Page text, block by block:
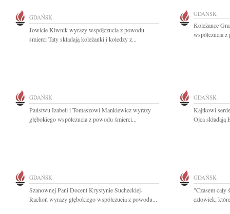
GDAŃSK
Jowicie Kiwnik wyrazy współczucia z powodu
śmierci Taty składają koleżanki i koledzy z...
GDAŃSK
Koleżance
współczucia
GDAŃSK
Państwu Izabeli i Tomaszowi Mankiewicz wyrazy
głębokiego współczucia z powodu śmierci...
GDAŃSK
Kajtkowi
Ojca składają
GDAŃSK
Szanownej Pani Docent Krystynie Sucheckiej-
Rachoń wyrazy głębokiego współczucia z powodu...
GDAŃSK
"Czasem cały
człowiek,